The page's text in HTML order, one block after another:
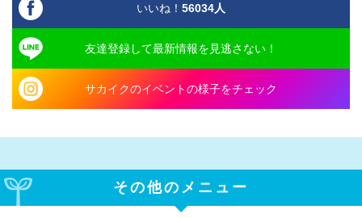
いいね！ 56034人
友達登録して最新情報を見逃さない！
サカイクのイベントの様子をチェック
その他のメニュー